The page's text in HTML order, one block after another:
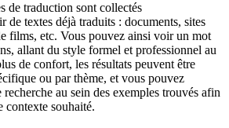
de traduction sont collectés
de textes déjà traduits : documents, sites
films, etc. Vous pouvez ainsi voir un mot
allant du style formel et professionnel au
de confort, les résultats peuvent être
ou par thème, et vous pouvez
au sein des exemples trouvés afin
contexte souhaité.